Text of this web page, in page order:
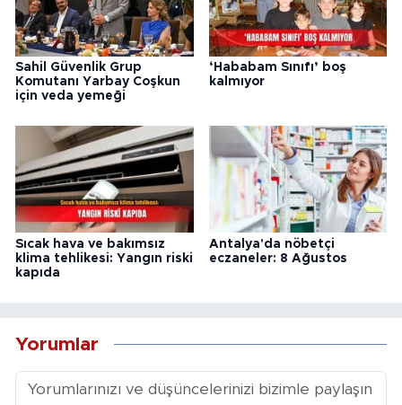
Sahil Güvenlik Grup
Komutanı Yarbay Coşkun
için veda yemeği
‘Hababam Sınıfı’ boş
kalmıyor
Sıcak hava ve bakımsız
klima tehlikesi: Yangın riski
kapıda
Antalya'da nöbetçi
eczaneler: 8 Ağustos
Yorumlar